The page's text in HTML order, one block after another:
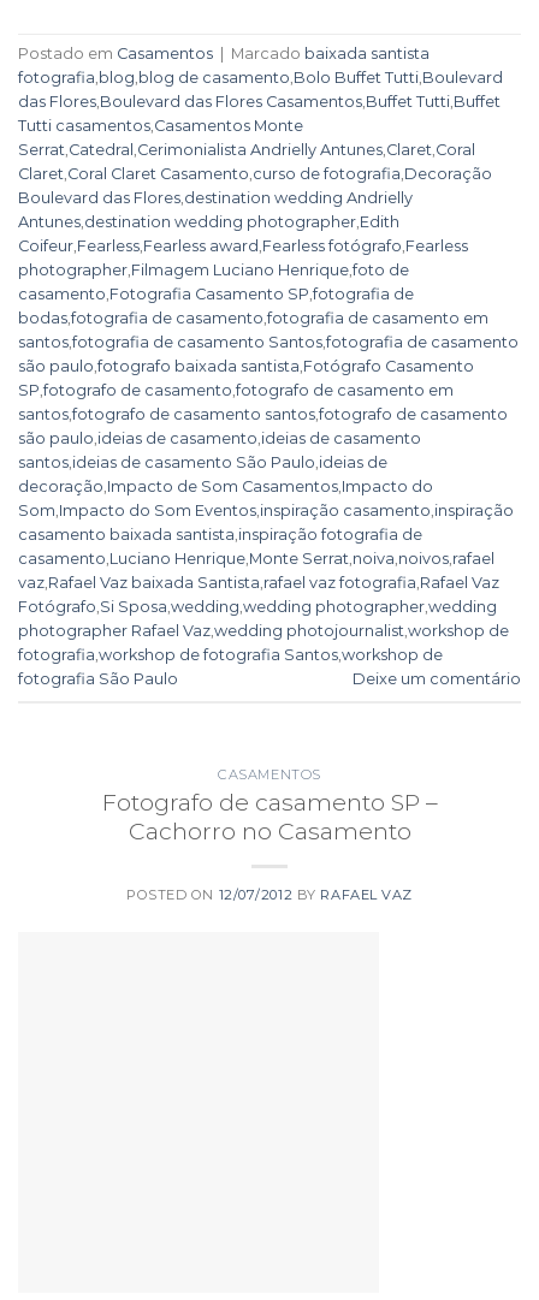
Postado em Casamentos Marcado baixada santista
fotografia blog blog de casamento Bolo Buffet Tutti Boulevard
das Flores Boulevard das Flores Casamentos Buffet Tutti Buffet
Tutti casamentos Casamentos Monte
Serrat Catedral Cerimonialista Andrielly Antunes Claret Coral
Claret Coral Claret Casamento curso de fotografia Decoração
Boulevard das Flores destination wedding Andrielly
Antunes destination wedding photographer Edith
Coifeur Fearless Fearless award Fearless fotógrafo Fearless
photographer Filmagem Luciano Henrique,foto de
casamento Fotografia Casamento SP ,fotografia de
bodas,fotografia de casamento ,fotografia de casamento em
santos,fotografia de casamento Santos,fotografia de casamento
são paulo ,fotografo baixada santista Fotógrafo Casamento
SP ,fotografo de casamento ,fotografo de casamento em
santos,fotografo de casamento santos,fotografo de casamento
são paulo ideias de casamento ideias de casamento
santos ideias de casamento São Paulo ideias de
decoração Impacto de Som Casamentos Impacto do
Som Impacto do Som Eventos inspiração casamento inspiração
casamento baixada santista inspiração fotografia de
casamento Luciano Henrique Monte Serrat noiva noivos rafael
vaz Rafael Vaz baixada Santista rafael vaz fotografia Rafael Vaz
Fotógrafo Si Sposa wedding wedding photographer wedding
photographer Rafael Vaz wedding photojournalist workshop de
fotografia workshop de fotografia Santos workshop de
fotografia São Paulo
Deixe um comentário
CASAMENTOS
Fotografo de casamento SP –
Cachorro no Casamento
POSTED ON 12/07/2012 BY RAFAEL VAZ